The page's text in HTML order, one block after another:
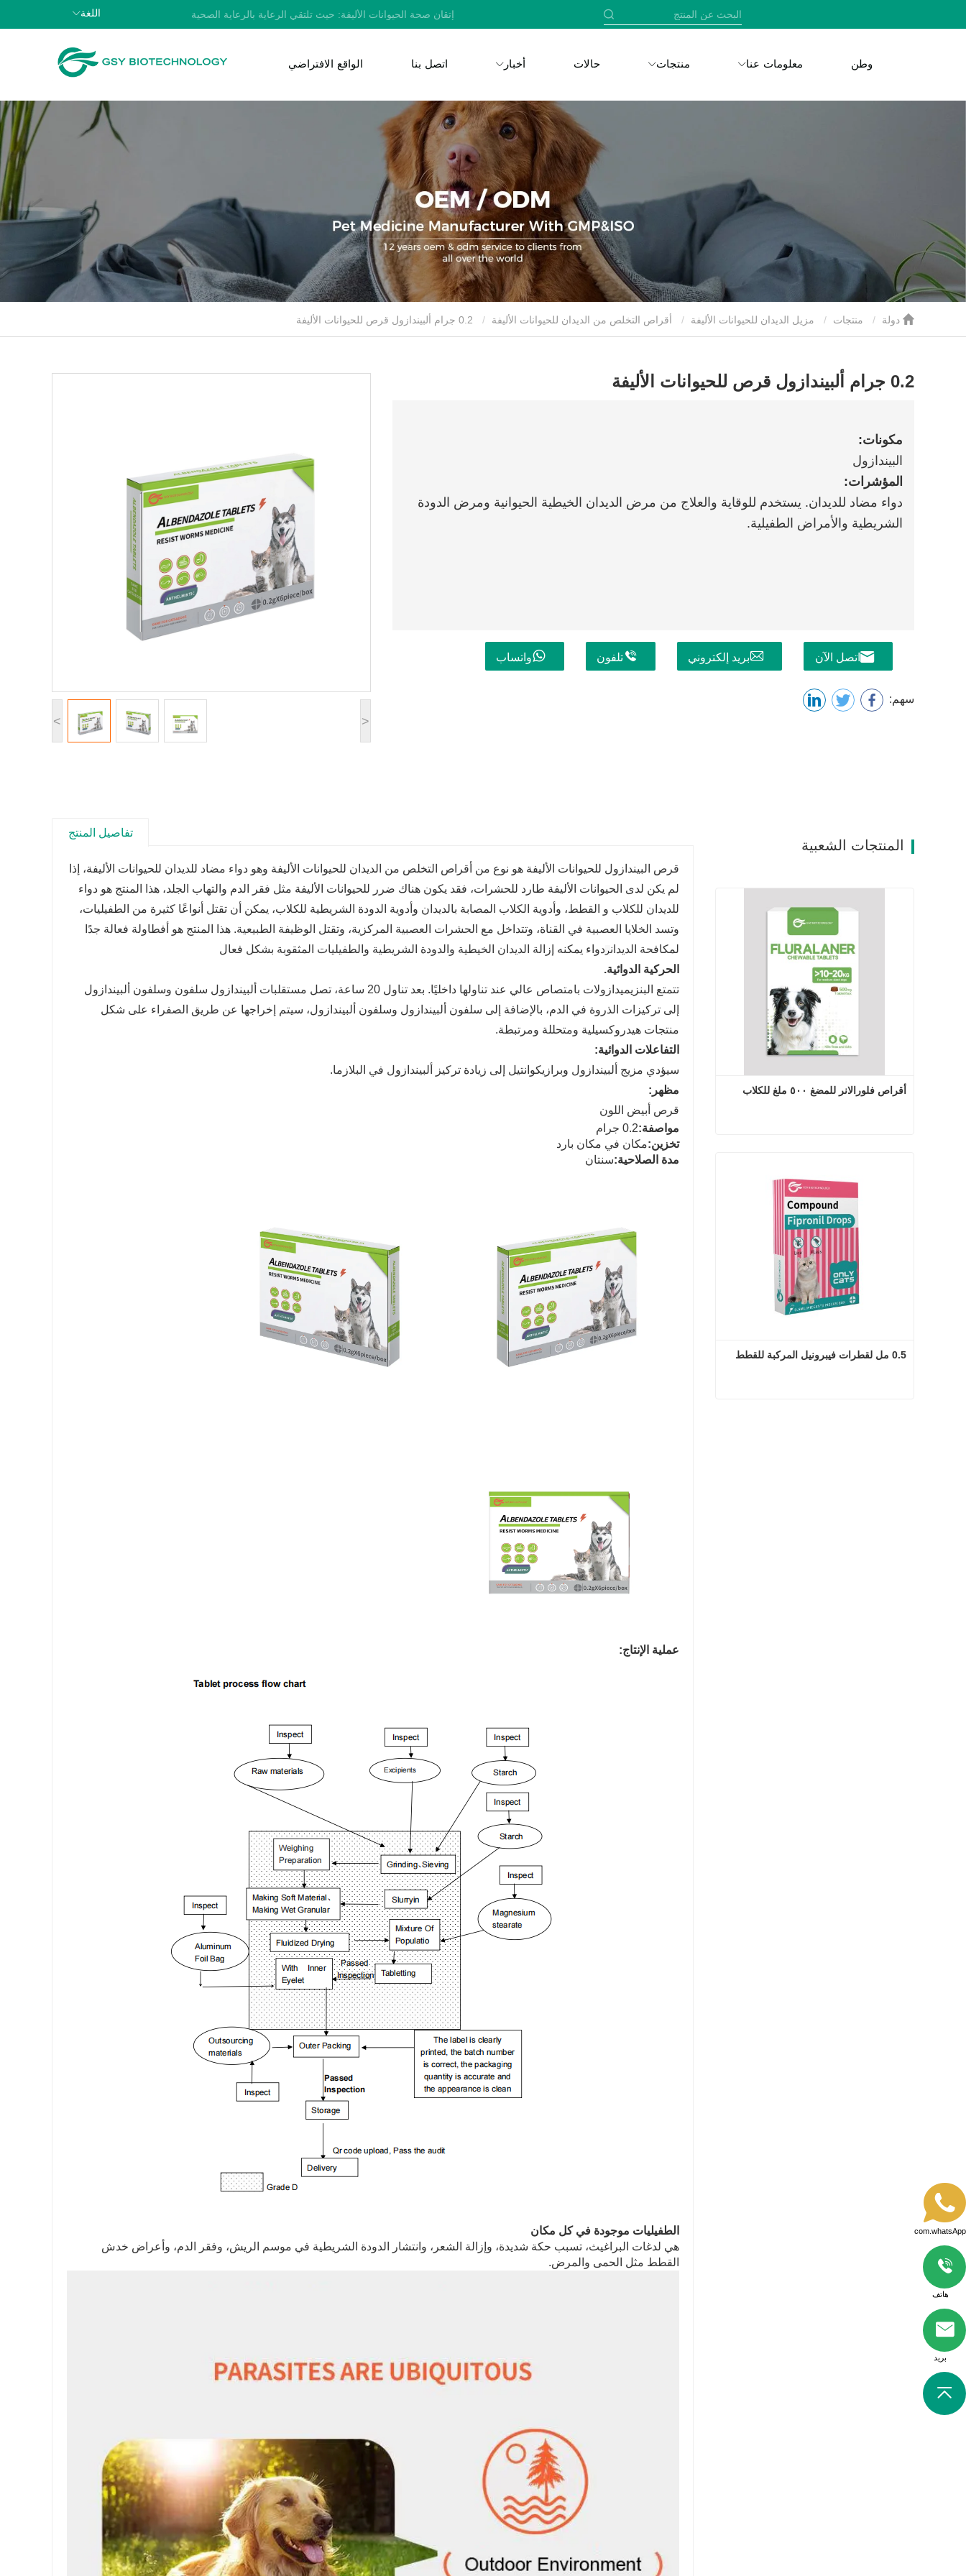
إتقان صحة الحيوانات الأليفة: حيث تلتقي الرعاية بالرعاية الصحية اللغة
وطن معلومات عنا منتجات حالات أخبار اتصل بنا الواقع الافتراضي
منتجات مزيل الديدان للحيوانات الأليفة أقراص التخلص من الديدان للحيوانات الأليفة
< >
0.2 جرام ألبيندازول قرص للحيوانات الأليفة
مكونات:
البيندازول
المؤشرات:
دواء مضاد للديدان. يستخدم للوقاية والعلاج من مرض الديدان الخيطية الحيوانية ومرض الدودة
الشريطية والأمراض الطفيلية.
اتصل الآن بريد إلكتروني تلفون واتساب
سهم:
تفاصيل المنتج
قرص البيندازول للحيوانات الأليفة هو نوع من أقراص التخلص من الديدان للحيوانات الأليفة وهو دواء مضاد للديدان للحيوانات الأليفة، إذا
لم يكن لدى الحيوانات الأليفة طارد للحشرات، فقد يكون هناك ضرر للحيوانات الأليفة مثل فقر الدم والتهاب الجلد، هذا المنتج هو دواء
للديدان للكلاب و القطط، وأدوية الكلاب المصابة بالديدان وأدوية الدودة الشريطية للكلاب، يمكن أن تقتل أنواعًا كثيرة من الطفيليات،
وتسد الخلايا العصبية في القناة، وتتداخل مع الحشرات العصبية المركزية، وتقتل الوظيفة الطبيعية. هذا المنتج هو أفطاولة فعالة جدًا
لمكافحة الديدانر دواء يمكنه إزالة الديدان الخيطية والدودة الشريطية والطفيليات المثقوبة بشكل فعال
الحركية الدوائية.
تتمتع البنزيميدازولات بامتصاص عالي عند تناولها داخليًا. بعد تناول 20 ساعة، تصل مستقلبات ألبيندازول سلفون وسلفون ألبيندازول
إلى تركيزات الذروة في الدم، بالإضافة إلى سلفون ألبيندازول وسلفون ألبيندازول، سيتم إخراجها عن طريق الصفراء على شكل
منتجات هيدروكسيلية ومتحللة ومرتبطة.
التفاعلات الدوائية:
سيؤدي مزيج ألبيندازول وبرازيكوانتيل إلى زيادة تركيز ألبيندازول في البلازما.
مظهر:
قرص أبيض اللون
مواصفة:0.2 جرام
تخزين:مكان في مكان بارد
مدة الصلاحية:سنتان
عملية الإنتاج:
الطفيليات موجودة في كل مكان
هي لدغات البراغيث، تسبب حكة شديدة، وإزالة الشعر، وانتشار الدودة الشريطية في موسم الريش، وفقر الدم، وأعراض خدش
القطط مثل الحمى والمرض.
المنتجات الشعبية
أقراص فلورالانر للمضغ ٥٠٠ ملغ للكلاب
اتصل الآن
0.5 مل لقطرات فيبرونيل المركبة للقطط
com.whatsApp
هاتف
بريد